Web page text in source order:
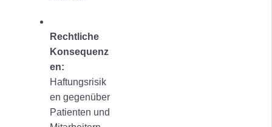
Rechtliche
Konsequenz
en:
Haftungsrisik
en gegenüber
Patienten und